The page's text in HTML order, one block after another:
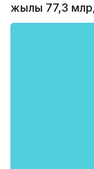
жылы 77,3